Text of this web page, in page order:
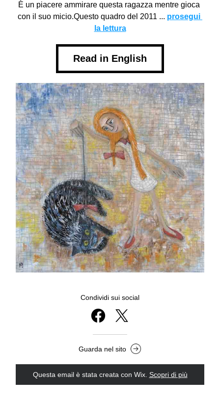
È un piacere ammirare questa ragazza mentre gioca
con il suo micio.Questo quadro del 2011 ... prosegui
la lettura
Read in English
Condividi sui social
Guarda nel sito
Questa email è stata creata con Wix. Scopri di più